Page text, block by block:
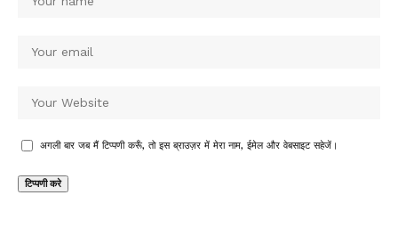
अगली बार जब मैं टिप्पणी करूँ, तो इस ब्राउज़र में मेरा नाम, ईमेल और वेबसाइट सहेजें।